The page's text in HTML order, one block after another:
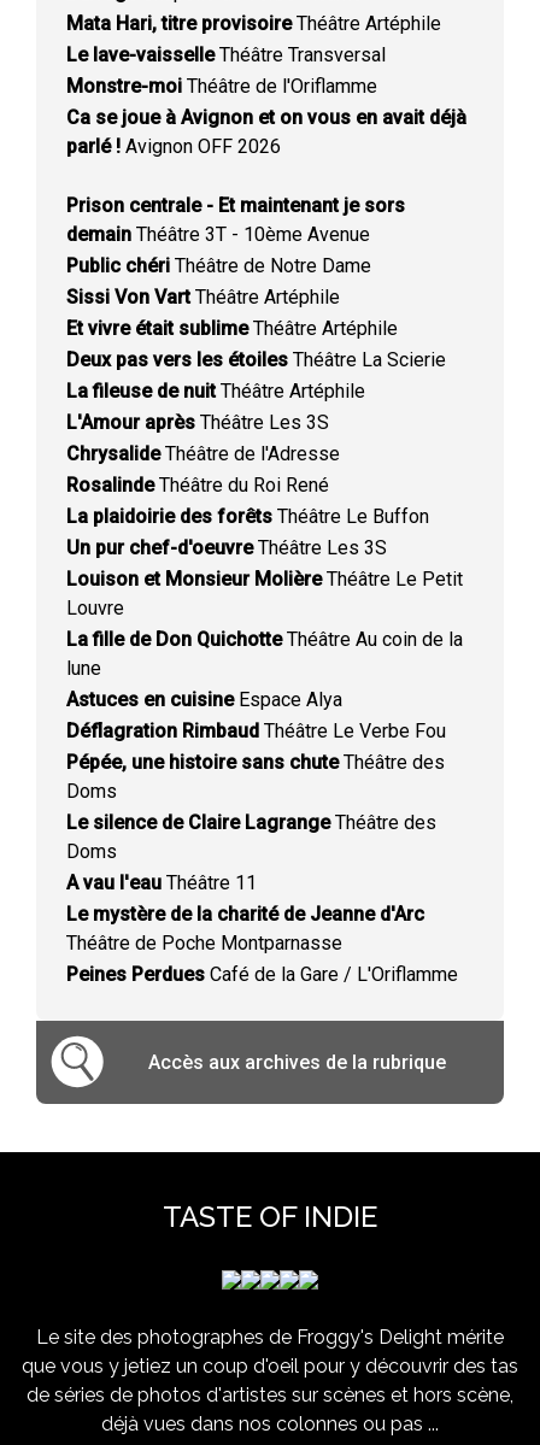
Mata Hari, titre provisoireThéâtre Artéphile
Le lave-vaisselleThéâtre Transversal
Monstre-moi Théâtre de l'Oriflamme
Ca se joue à Avignon et on vous en avait déjà
parlé ! Avignon OFF 2026
Prison centrale - Et maintenant je sors
demain Théâtre 3T - 10ème Avenue
Public chéri Théâtre de Notre Dame
Sissi Von VartThéâtre Artéphile
Et vivre était sublimeThéâtre Artéphile
Deux pas vers les étoiles Théâtre La Scierie
La fileuse de nuitThéâtre Artéphile
L'Amour après Théâtre Les 3S
ChrysalideThéâtre de l'Adresse
RosalindeThéâtre du Roi René
La plaidoirie des forêts Théâtre Le Buffon
Un pur chef-d'oeuvreThéâtre Les 3S
Louison et Monsieur MolièreThéâtre Le Petit
Louvre
La fille de Don QuichotteThéâtre Au coin de la
lune
Astuces en cuisineEspace Alya
Déflagration Rimbaud Théâtre Le Verbe Fou
Pépée, une histoire sans chuteThéâtre des
Doms
Le silence de Claire LagrangeThéâtre des
Doms
A vau l'eau Théâtre 11
Le mystère de la charité de Jeanne d'Arc
Théâtre de Poche Montparnasse
Peines Perdues Café de la Gare / L'Oriflamme
Accès aux archives de la rubrique
TASTE OF INDIE
Le site des photographes de Froggy's Delight mérite
que vous y jetiez un coup d'oeil pour y découvrir des tas
de séries de photos d'artistes sur scènes et hors scène,
déjà vues dans nos colonnes ou pas ...